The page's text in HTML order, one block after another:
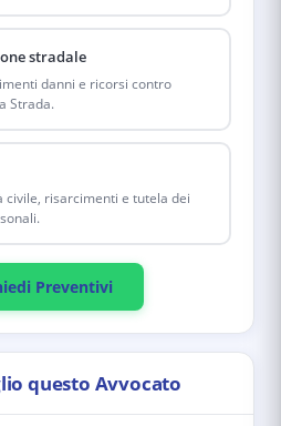
stradale
danni e ricorsi contro
Strada.
risarcimenti e tutela dei
Preventivi
questo Avvocato